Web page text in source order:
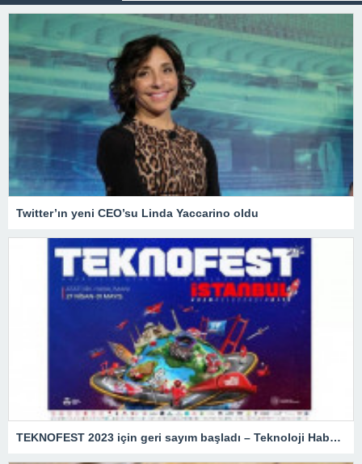
Twitter’ın yeni CEO’su Linda Yaccarino oldu
TEKNOFEST 2023 için geri sayım başladı – Teknoloji Haberleri